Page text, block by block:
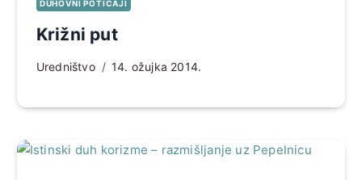
DUHOVNI POTICAJI
Križni put
Uredništvo 14. ožujka 2014.